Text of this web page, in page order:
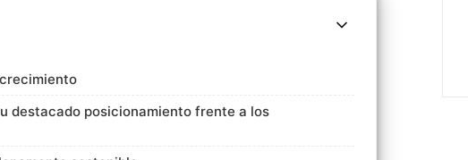
destacado posicionamiento frente a los